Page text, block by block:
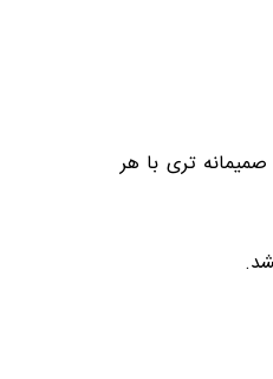
تری با هر